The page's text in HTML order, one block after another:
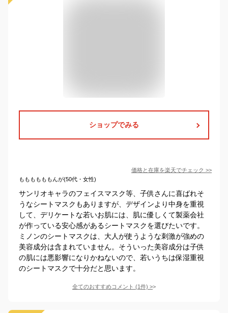
ショップでみる
価格と在庫を楽天でチェック >>
ももももももんが(50代・女性)
サンリオキャラのフェイスマスク等、子供さんに喜ばれそ
うなシートマスクもありますが、デザインより中身を重視
して、デリケートな若いお肌には、肌に優しくて製薬会社
が作っている安心感があるシートマスクを選びたいです。
ミノンのシートマスクは、大人が使うような刺激が強めの
美容成分は含まれていません。そういった美容成分は子供
の肌には悪影響になりかねないので、若いうちは保湿重視
のシートマスクで十分だと思います。
全てのおすすめコメント (1件) >